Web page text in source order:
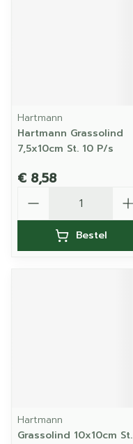
Hartmann
Hartmann Grassolind
7,5x10cm St. 10 P/s
€ 8,58
Bestel
Hartmann
Grassolind 10x10cm St.